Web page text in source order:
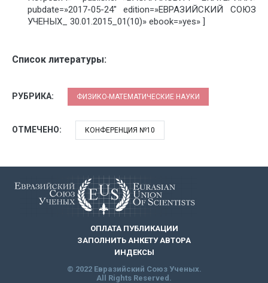
pubdate=»2017-05-24″ edition=»ЕВРАЗИЙСКИЙ СОЮЗ
УЧЕНЫХ_ 30.01.2015_01(10)» ebook=»yes» ]
Список литературы:
РУБРИКА: ФИЗИКО-МАТЕМАТИЧЕСКИЕ НАУКИ
ОТМЕЧЕНО: КОНФЕРЕНЦИЯ №10
ОПЛАТА ПУБЛИКАЦИИ
ЗАПОЛНИТЬ АНКЕТУ АВТОРА
ИНДЕКСЫ
© 2022 Евразийский Союз Ученых.
All Rights Reserved.